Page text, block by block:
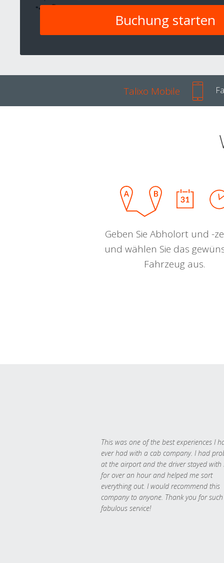
Talixo Mobile
Geben Sie Abholort und -
und wählen Sie das
Fahrzeug aus.
This was one of the best experiences I
ever had with a cab company. I had
at the airport and the driver stayed with
for over an hour and helped me sort
everything out. I would recommend this
company to anyone. Thank you for such
fabulous service!